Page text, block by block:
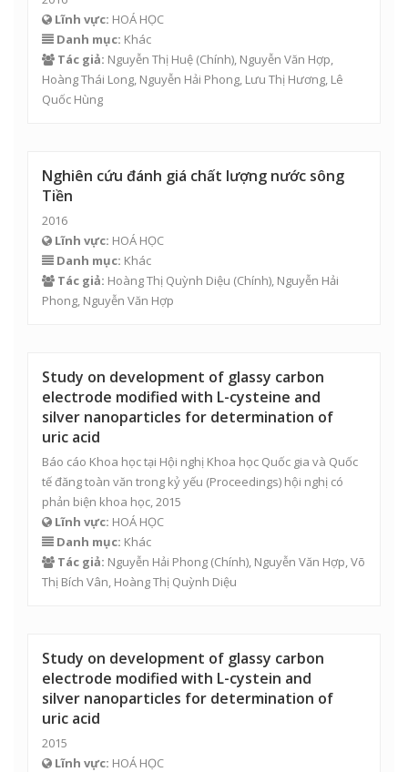
Lĩnh vực: HOÁ HỌC
Danh mục: Khác
Tác giả: Nguyễn Thị Huệ (Chính), Nguyễn Văn Hợp,
Hoàng Thái Long, Nguyễn Hải Phong, Lưu Thị Hương, Lê
Quốc Hùng
Nghiên cứu đánh giá chất lượng nước sông
Tiền
2016
Lĩnh vực: HOÁ HỌC
Danh mục: Khác
Tác giả: Hoàng Thị Quỳnh Diệu (Chính), Nguyễn Hải
Phong, Nguyễn Văn Hợp
Study on development of glassy carbon
electrode modified with L-cysteine and
silver nanoparticles for determination of
uric acid
Báo cáo Khoa học tại Hội nghị Khoa học Quốc gia và Quốc
tế đăng toàn văn trong kỷ yếu (Proceedings) hội nghị có
phản biện khoa học, 2015
Lĩnh vực: HOÁ HỌC
Danh mục: Khác
Tác giả: Nguyễn Hải Phong (Chính), Nguyễn Văn Hợp,Võ
Thị Bích Vân, Hoàng Thị Quỳnh Diệu
Study on development of glassy carbon
electrode modified with L-cystein and
silver nanoparticles for determination of
uric acid
2015
Lĩnh vực: HOÁ HỌC